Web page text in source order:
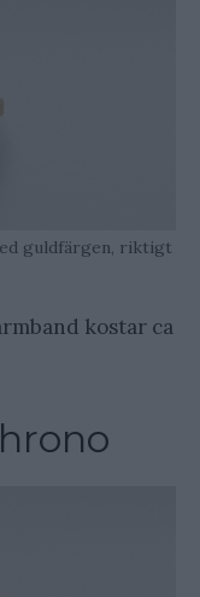
guldfärgen, riktigt
kostar ca